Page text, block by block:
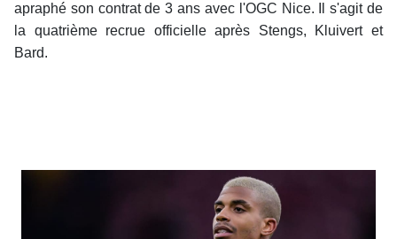
apraphé son contrat de 3 ans avec l'OGC Nice. Il s'agit de
la quatrième recrue officielle après Stengs, Kluivert et
Bard.